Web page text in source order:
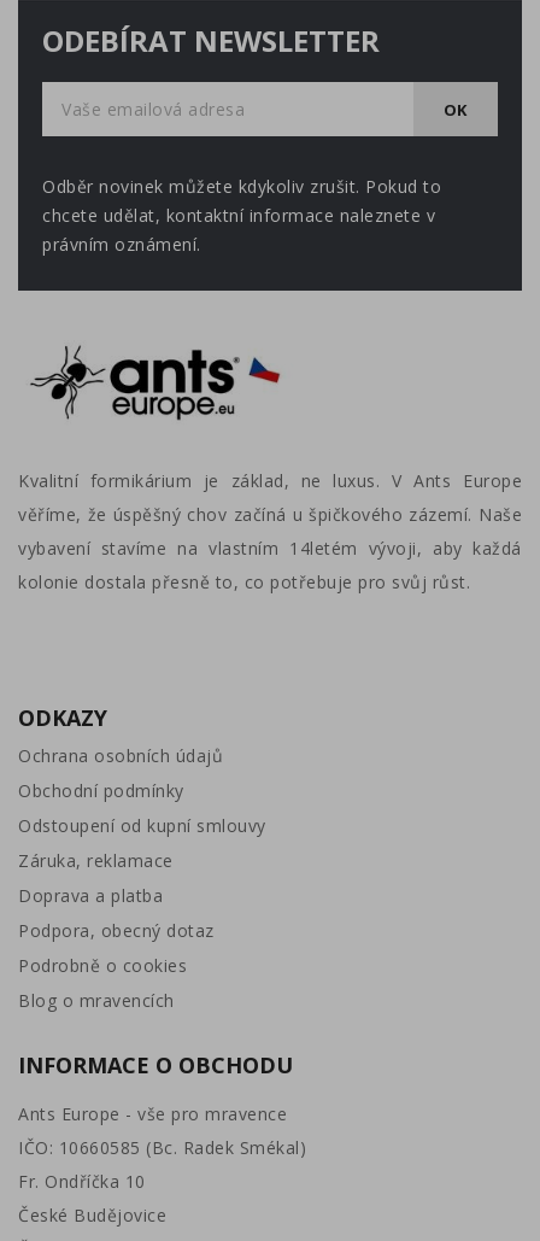
ODEBÍRAT NEWSLETTER
Odběr novinek můžete kdykoliv zrušit. Pokud to
chcete udělat, kontaktní informace naleznete v
právním oznámení.
Kvalitní formikárium je základ, ne luxus. V Ants Europe
věříme, že úspěšný chov začíná u špičkového zázemí. Naše
vybavení stavíme na vlastním 14letém vývoji, aby každá
kolonie dostala přesně to, co potřebuje pro svůj růst.
ODKAZY
Ochrana osobních údajů
Obchodní podmínky
Odstoupení od kupní smlouvy
Záruka, reklamace
Doprava a platba
Podpora, obecný dotaz
Podrobně o cookies
Blog o mravencích
INFORMACE O OBCHODU
Ants Europe - vše pro mravence
IČO: 10660585 (Bc. Radek Smékal)
Fr. Ondříčka 10
České Budějovice